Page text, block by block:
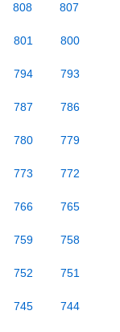
808 807
801 800
794 793
787 786
780 779
773 772
766 765
759 758
752 751
745 744